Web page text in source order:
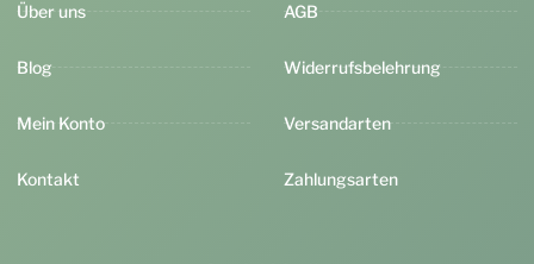
Über uns
Blog
Mein Konto
Kontakt
AGB
Widerrufsbelehrung
Versandarten
Zahlungsarten